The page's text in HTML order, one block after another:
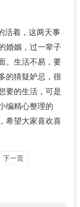
活着，这两天事
婚姻，过一辈子
。生活不易，要
的猜疑妒忌，很
要的生活，可是
编精心整理的
希望大家喜欢喜
下一页